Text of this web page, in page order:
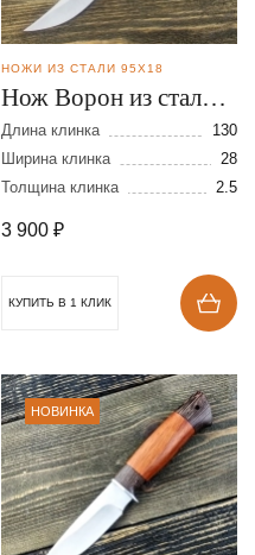
НОЖИ ИЗ СТАЛИ 95Х18
Нож Ворон из стали
95Х18
Длина клинка
130
Ширина клинка
28
Толщина клинка
2.5
3 900 ₽
КУПИТЬ В 1 КЛИК
НОВИНКА